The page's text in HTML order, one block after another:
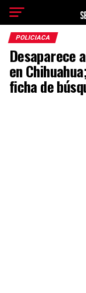
POLICIACA
Desaparece
en
ficha de